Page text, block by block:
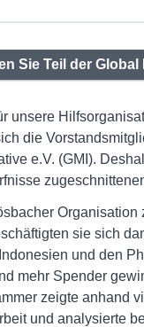
Sie Teil der
unsere
die
e.V. (GMI).
sie sich
und den
mehr Spender
zeigte anhand
und analysierte